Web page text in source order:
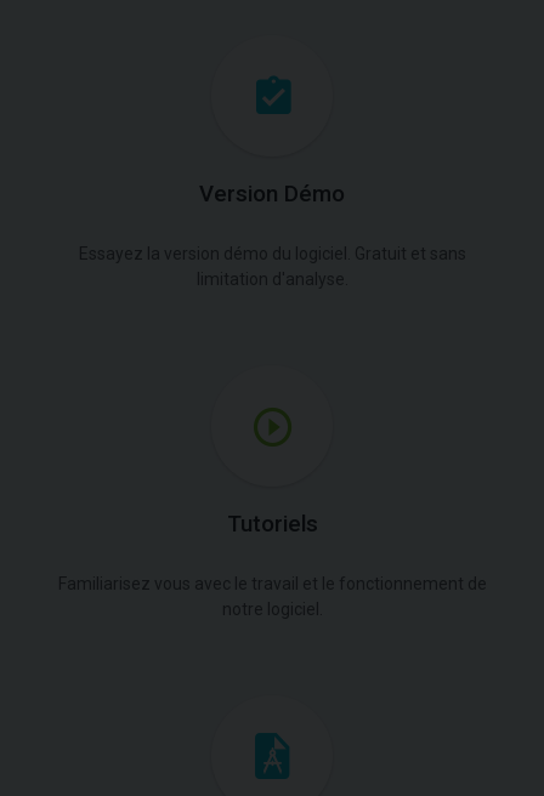
Version Démo
Essayez la version démo du logiciel. Gratuit et sans
limitation d'analyse.
Tutoriels
Familiarisez vous avec le travail et le fonctionnement de
notre logiciel.